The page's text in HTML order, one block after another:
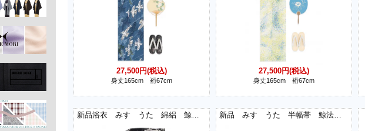
27,500円(税込)
身丈165cm 裄67cm
27,500円(税込)
身丈165cm 裄67cm
新品浴衣 みすゞうた 綿絽 鯨法会 新品 みすゞうた 半幅帯 鯨法会 赤